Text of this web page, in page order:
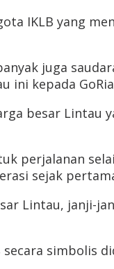
IKLB yang
juga
ini kepada
besar Lintau
perjalanan
sejak
Lintau, janji-
simbolis